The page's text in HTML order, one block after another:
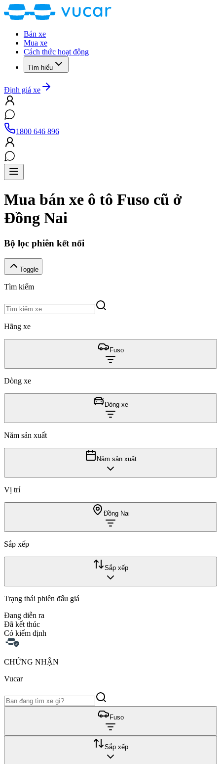
Bán xe
Mua xe
Cách thức hoạt động
Tìm hiểu
Định giá xe
1800 646 896
Mua bán xe ô tô Fuso cũ ở
Đồng Nai
Bộ lọc phiên kết nối
Toggle
Tìm kiếm
Hãng xe
Fuso
Dòng xe
Dòng xe
Năm sản xuất
Năm sản xuất
Vị trí
Đồng Nai
Sắp xếp
Sắp xếp
Trạng thái phiên đấu giá
Đang diễn ra
Đã kết thúc
Có kiểm định
CHỨNG NHẬN
Vucar
Fuso
Sắp xếp